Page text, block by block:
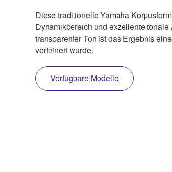
Diese traditionelle Yamaha
Dynamikbereich und exzellente
transparenter Ton ist das Ergebnis
verfeinert wurde.
Verfügbare Modelle